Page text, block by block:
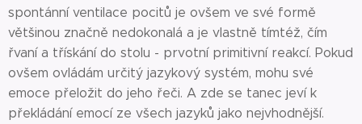
spontánní ventilace pocitů je ovšem ve své formě
většinou značně nedokonalá a je vlastně tímtéž, čím
řvaní a třískání do stolu - prvotní primitivní reakcí. Pokud
ovšem ovládám určitý jazykový systém, mohu své
emoce přeložit do jeho řeči. A zde se tanec jeví k
překládání emocí ze všech jazyků jako nejvhodnější.